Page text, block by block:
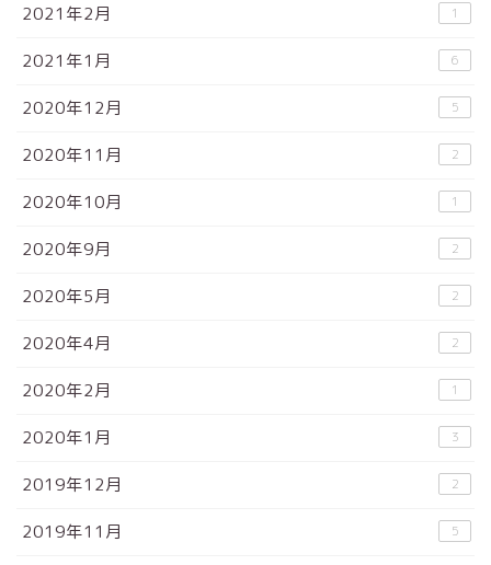
2021年2月 1
2021年1月 6
2020年12月 5
2020年11月 2
2020年10月 1
2020年9月 2
2020年5月 2
2020年4月 2
2020年2月 1
2020年1月 3
2019年12月 2
2019年11月 5